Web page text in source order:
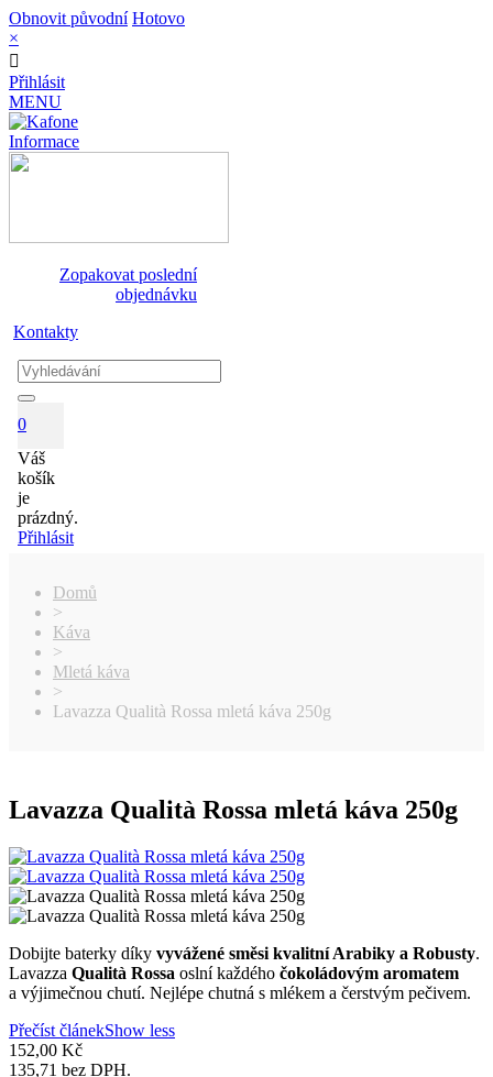
Obnovit původní Hotovo
×
Přihlásit
MENU
Informace
Zopakovat poslední
objednávku
Kontakty
0
Váš
košík
je
prázdný.
Přihlásit
Domů
>
Káva
>
Mletá káva
>
Lavazza Qualità Rossa mletá káva 250g
Lavazza Qualità Rossa mletá káva 250g
Dobijte baterky díky vyvážené směsi kvalitní Arabiky a Robusty.
Lavazza Qualità Rossa oslní každého čokoládovým aromatem
a výjimečnou chutí. Nejlépe chutná s mlékem a čerstvým pečivem.
Přečíst článekShow less
152,00 Kč
135,71 bez DPH.